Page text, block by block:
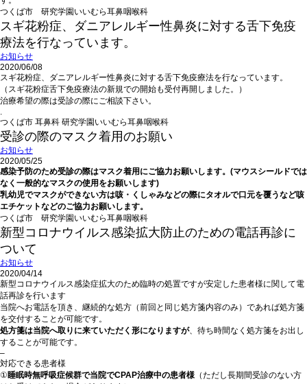
つくば市 研究学園いいむら耳鼻咽喉科
スギ花粉症、ダニアレルギー性鼻炎に対する舌下免疫
療法を行なっています。
お知らせ
2020/06/08
スギ花粉症、ダニアレルギー性鼻炎に対する舌下免疫療法を行なっています。
（スギ花粉症舌下免疫療法の新規での開始も受付再開しました。）
治療希望の際は受診の際にご相談下さい。
.
つくば市 耳鼻科 研究学園いいむら耳鼻咽喉科
受診の際のマスク着用のお願い
お知らせ
2020/05/25
感染予防のため受診の際はマスク着用にご協力お願いします。(マウスシールドでは
なく一般的なマスクの使用をお願いします)
乳幼児でマスクができない方は咳・くしゃみなどの際にタオルで口元を覆うなど咳
エチケットなどのご協力お願いします。
つくば市 研究学園いいむら耳鼻咽喉科
新型コロナウイルス感染拡大防止のための電話再診に
ついて
お知らせ
2020/04/14
新型コロナウイルス感染症拡大のため臨時の処置ですが安定した患者様に関して電
話再診を行います
当院へお電話を頂き、継続的な処方（前回と同じ処方箋内容のみ）であれば処方箋
を交付することが可能です。
処方箋は当院へ取りに来ていただく形になりますが、待ち時間なく処方箋をお出し
することが可能です。
–
対応できる患者様
①睡眠時無呼吸症候群で当院でCPAP治療中の患者様 （ただし長期間受診のない方